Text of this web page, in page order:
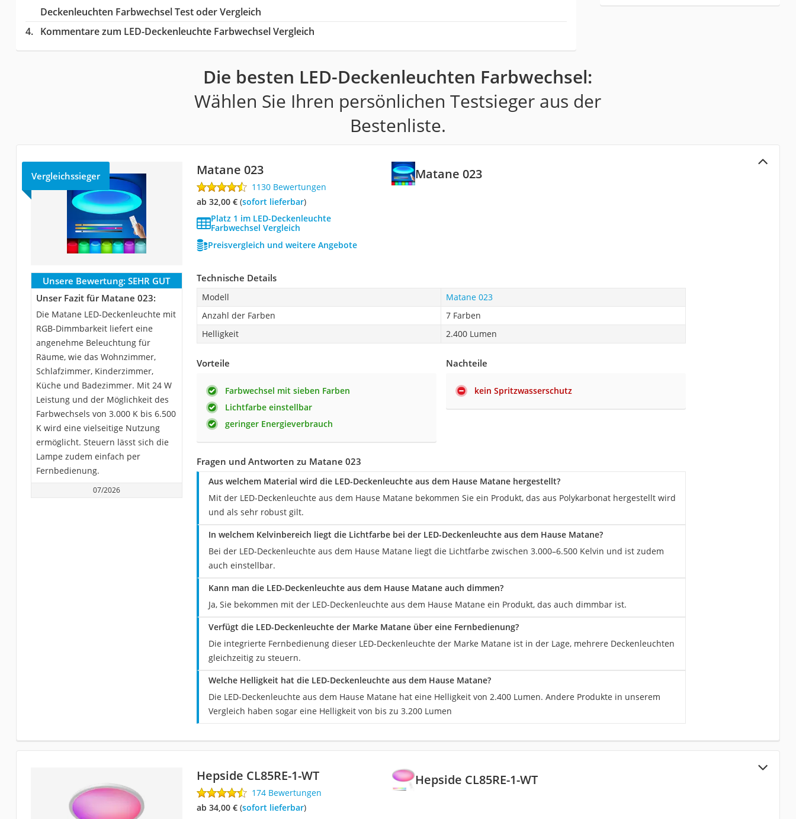
Deckenleuchten Farbwechsel Test oder Vergleich
Kommentare zum LED-Deckenleuchte Farbwechsel Vergleich
Die besten LED-Deckenleuchten Farbwechsel:
Wählen Sie Ihren persönlichen Testsieger aus der
Bestenliste.
Matane 023
Vergleichssieger Matane 023
1130 Bewertungen
ab 32,00 €( Sofort lieferbar)
Platz 1 im LED-Deckenleuchte
Farbwechsel Vergleich
Preisvergleich und weitere Angebote
Unsere Bewertung: SEHR GUT
Unser Fazit für Matane 023:
Die Matane LED-Deckenleuchte mit
RGB-Dimmbarkeit liefert eine
angenehme Beleuchtung für
Räume, wie das Wohnzimmer,
Schlafzimmer, Kinderzimmer,
Küche und Badezimmer. Mit 24 W
Leistung und der Möglichkeit des
Farbwechsels von 3.000 K bis 6.500
K wird eine vielseitige Nutzung
ermöglicht. Steuern lässt sich die
Lampe zudem einfach per
Fernbedienung.
07/2026
Technische Details
Modell
Matane 023
Anzahl der Farben
7 Farben
Helligkeit
2.400 Lumen
Vorteile
Farbwechsel mit sieben Farben
Lichtfarbe einstellbar
geringer Energieverbrauch
Nachteile
kein Spritzwasserschutz
Fragen und Antworten zu Matane 023
Aus welchem Material wird die LED-Deckenleuchte aus dem Hause Matane hergestellt?
Mit der LED-Deckenleuchte aus dem Hause Matane bekommen Sie ein Produkt, das aus Polykarbonat hergestellt wird
und als sehr robust gilt.
In welchem Kelvinbereich liegt die Lichtfarbe bei der LED-Deckenleuchte aus dem Hause Matane?
Bei der LED-Deckenleuchte aus dem Hause Matane liegt die Lichtfarbe zwischen 3.000–6.500 Kelvin und ist zudem
auch einstellbar.
Kann man die LED-Deckenleuchte aus dem Hause Matane auch dimmen?
Ja, Sie bekommen mit der LED-Deckenleuchte aus dem Hause Matane ein Produkt, das auch dimmbar ist.
Verfügt die LED-Deckenleuchte der Marke Matane über eine Fernbedienung?
Die integrierte Fernbedienung dieser LED-Deckenleuchte der Marke Matane ist in der Lage, mehrere Deckenleuchten
gleichzeitig zu steuern.
Welche Helligkeit hat die LED-Deckenleuchte aus dem Hause Matane?
Die LED-Deckenleuchte aus dem Hause Matane hat eine Helligkeit von 2.400 Lumen. Andere Produkte in unserem
Vergleich haben sogar eine Helligkeit von bis zu 3.200 Lumen
Hepside CL85RE-1-WT
Hepside CL85RE-1-WT
174 Bewertungen
ab 34,00 €( Sofort lieferbar)